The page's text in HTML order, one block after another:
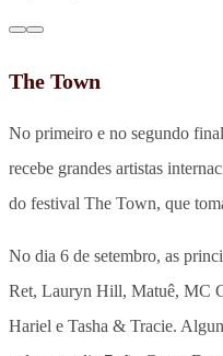
The Town
No primeiro e no segundo
recebe grandes artistas
do festival The Town, que
No dia 6 de setembro, as
Ret, Lauryn Hill, Matuê, MC
Hariel e Tasha & Tracie.